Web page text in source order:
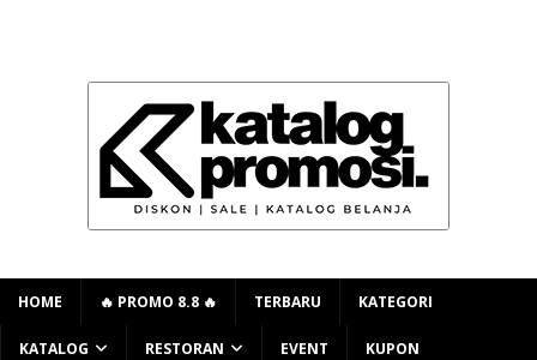
HOME 🔥 PROMO 8.8 🔥 TERBARU KATEGORI
KATALOG RESTORAN EVENT KUPON